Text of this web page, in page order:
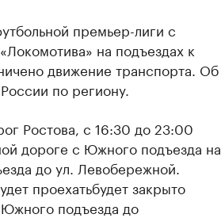
премьер-лиги с
на подъездах к
движение транспорта. Об
по региону.
Ростова, с 16:30 до 23:00
дороге с Южного подъезда на
до ул. Левобережной.
проехатьбудет закрыто
подъезда до